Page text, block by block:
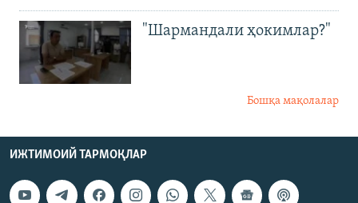
"Шармандали ҳокимлар?"
Бошқа мақолалар
ИЖТИМОИЙ ТАРМОҚЛАР